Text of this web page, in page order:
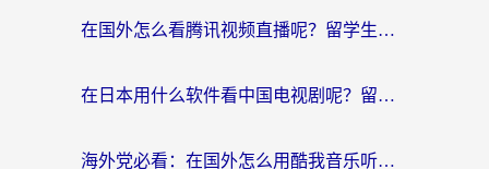
在国外怎么看腾讯视频直播呢？留学生亲测有效的回国加速指南
在日本用什么软件看中国电视剧呢？留学生亲测有效的回国加速方案
海外党必看：在国外怎么用酷我音乐听音乐？告别“地区不支持”的实用指南